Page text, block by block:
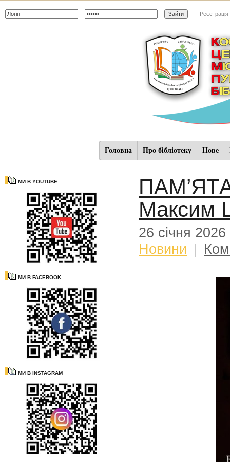
Реєстрація
Головна Про бібліотеку Нове
МИ В YOUTUBE
МИ В FACEBOOK
МИ В INSTAGRAM
Максим
26 січня 2026
Новини